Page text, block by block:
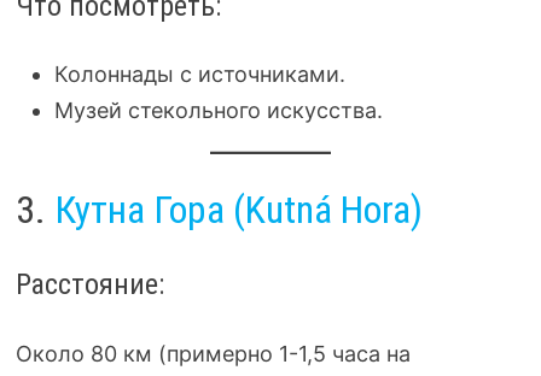
Колоннады с источниками.
Музей стекольного искусства.
3. Кутна Гора (Kutná Hora)
Расстояние:
Около 80 км (примерно 1-1,5 часа на